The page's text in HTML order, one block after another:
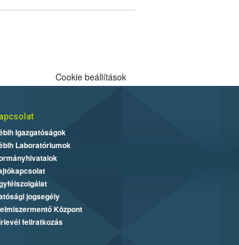
Cookie beállítások
Igazgatóságok
Laboratóriumok
jogsegély
Központ
feliratkozás